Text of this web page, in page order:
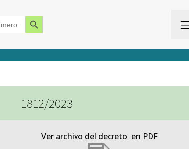
Search Button
2018
2017
2016
2015
1812/2023
Ver archivo del decreto en PDF